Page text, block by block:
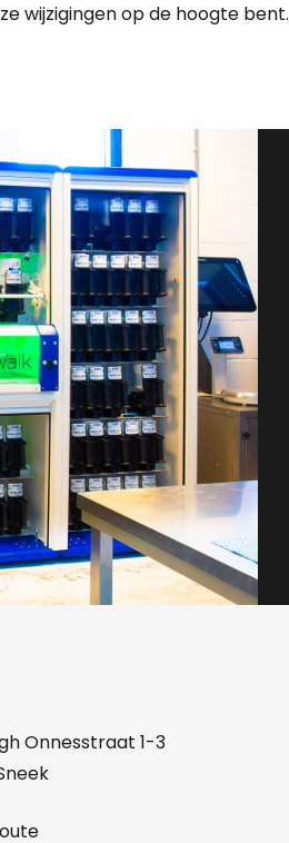
wijzigingen op de hoogte bent.
Onnesstraat 1-3